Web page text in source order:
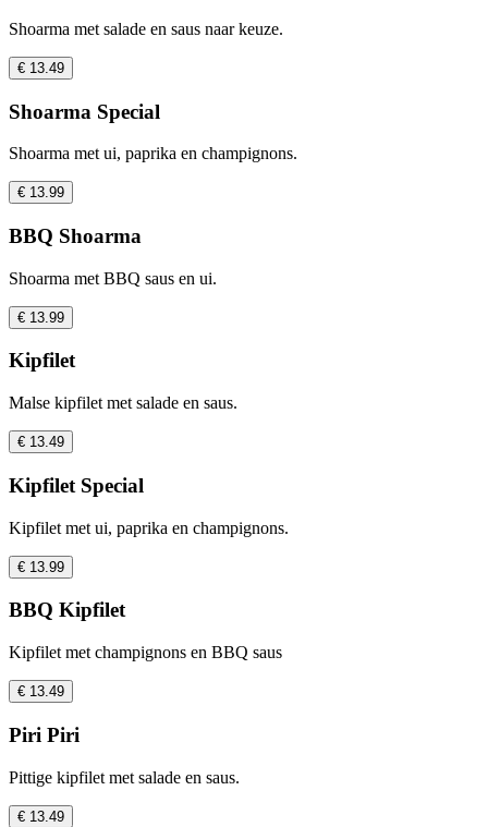
Shoarma met salade en saus naar keuze.
€ 13.49
Shoarma Special
Shoarma met ui, paprika en champignons.
€ 13.99
BBQ Shoarma
Shoarma met BBQ saus en ui.
€ 13.99
Kipfilet
Malse kipfilet met salade en saus.
€ 13.49
Kipfilet Special
Kipfilet met ui, paprika en champignons.
€ 13.99
BBQ Kipfilet
Kipfilet met champignons en BBQ saus
€ 13.49
Piri Piri
Pittige kipfilet met salade en saus.
€ 13.49